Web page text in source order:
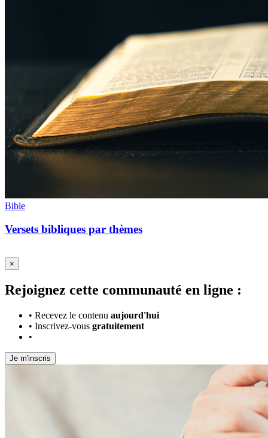
Bible
Versets bibliques par thèmes
×
Rejoignez cette communauté en ligne :
• Recevez le contenu aujourd'hui
• Inscrivez-vous gratuitement
•
Je m'inscris